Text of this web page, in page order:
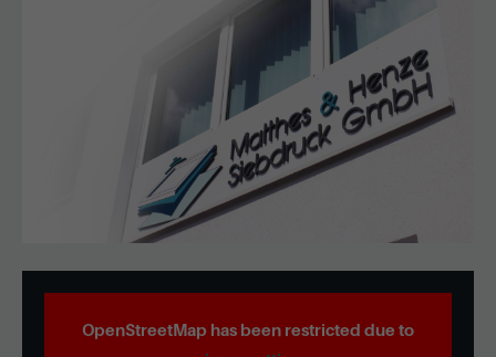
OpenStreetMap has been restricted due to